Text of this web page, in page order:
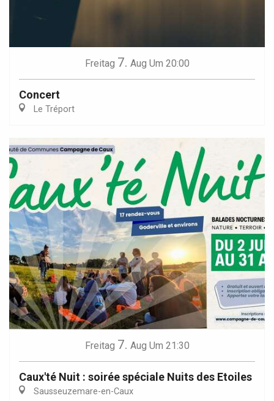
Freitag 7. Aug Um 20:00
Concert
Le Tréport
Freitag 7. Aug Um 21:30
Caux'té Nuit : soirée spéciale Nuits des Etoiles
Sausseuzemare-en-Caux